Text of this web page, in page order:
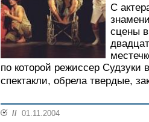
С
сцены
по которой режиссер Судзуки
спектакли, обрела твердые,
// 01.11.2004